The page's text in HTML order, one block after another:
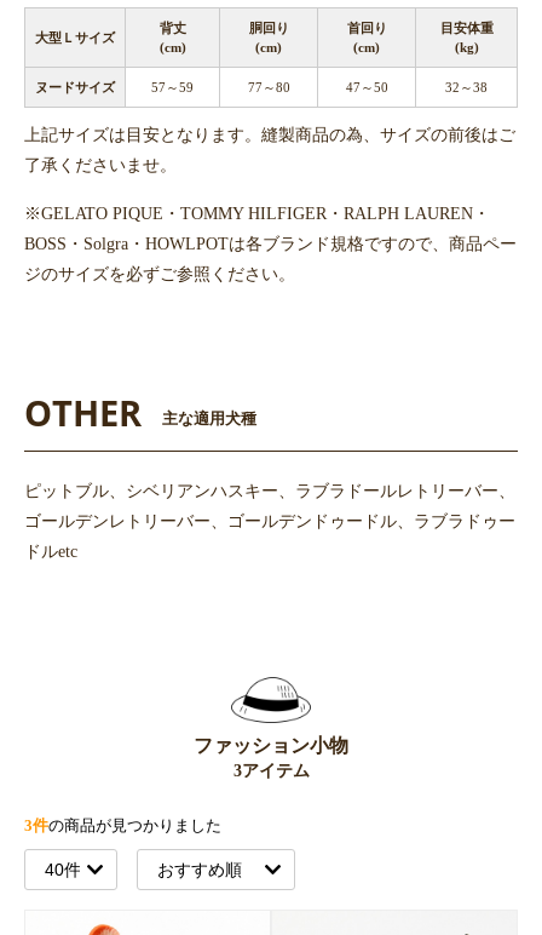
大型Ｌサイズ
背丈
(cm)
胴回り
(cm)
首回り
(cm)
目安体重
(kg)
ヌードサイズ 57～59 77～80 47～50 32～38
上記サイズは目安となります。縫製商品の為、サイズの前後はご
了承くださいませ。
※GELATO PIQUE・TOMMY HILFIGER・RALPH LAUREN・
BOSS・Solgra・HOWLPOTは各ブランド規格ですので、商品ペー
ジのサイズを必ずご参照ください。
OTHER 主な適用犬種
ピットブル、シベリアンハスキー、ラブラドールレトリーバー、
ゴールデンレトリーバー、ゴールデンドゥードル、ラブラドゥー
ドルetc
ファッション小物
3アイテム
3件の商品が見つかりました